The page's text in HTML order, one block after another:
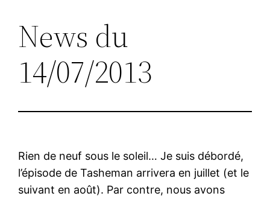
News du
14/07/2013
Rien de neuf sous le soleil… Je suis débordé,
l’épisode de Tasheman arrivera en juillet (et le
suivant en août). Par contre, nous avons